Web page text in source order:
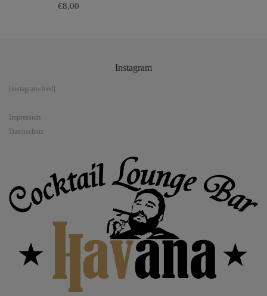
€8,00
Instagram
[instagram-feed]
Impressum
Datenschutz